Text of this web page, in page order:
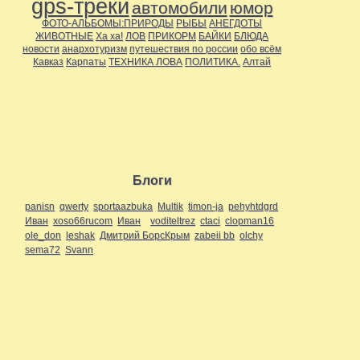
gps-треки автомобили юмор
ФОТО-АЛЬБОМЫ:ПРИРОДЫ РЫБЫ АНЕГДОТЫ
ЖИВОТНЫЕ Ха ха! ЛОВ ПРИКОРМ БАЙКИ БЛЮДА
новости анархотуризм путешествия по россии обо всём
Кавказ Карпаты ТЕХНИКА ЛОВА ПОЛИТИКА. Алтай
Блоги
panisn qwerty sportaazbuka Multik timon-ja pehyhtdgrd
Иван xoso66rucom Иван voditeltrez ctaci clopman16
ole_don leshak Дмитрий БорсКрым zabeii bb olchy
sema72 Svann